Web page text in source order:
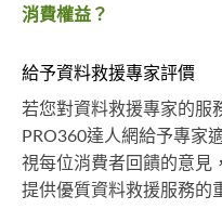
消費權益？
給予資料救援專家評價
若您對資料救援專家的服
PRO360達人網給予專家
視每位消費者回饋的意見
提供優質資料救援服務的